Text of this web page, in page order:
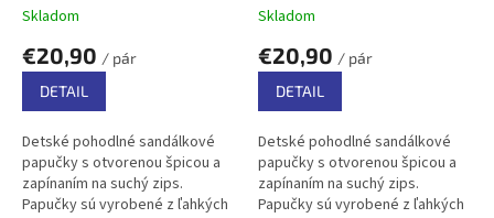
Skladom
€20,90 / pár
DETAIL
Detské pohodlné sandálkové
papučky s otvorenou špicou a
zapínaním na suchý zips.
Papučky sú vyrobené z ľahkých
Skladom
€20,90 / pár
DETAIL
Detské pohodlné sandálkové
papučky s otvorenou špicou a
zapínaním na suchý zips.
Papučky sú vyrobené z ľahkých